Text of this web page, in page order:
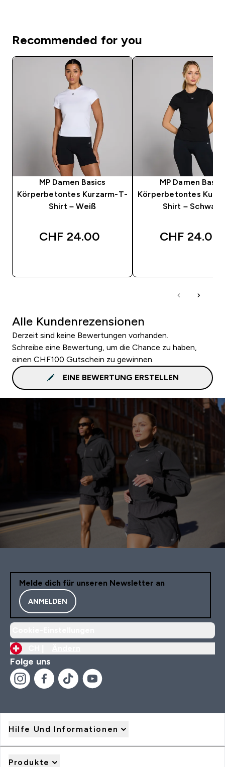
Recommended for you
MP Damen Basics
Körperbetontes Kurzarm-T-
Shirt – Weiß
CHF 24.00‎
MP Damen
Körperbetontes
Shirt – Schwarz
CHF 24.00‎
Alle Kundenrezensionen
Derzeit sind keine Bewertungen vorhanden.
Schreibe eine Bewertung, um die Chance zu haben,
einen CHF100 Gutschein zu gewinnen.
EINE BEWERTUNG ERSTELLEN
Melde dich für unseren Newsletter an
ANMELDEN
Folge uns
Hilfe Und Informationen
Produkte